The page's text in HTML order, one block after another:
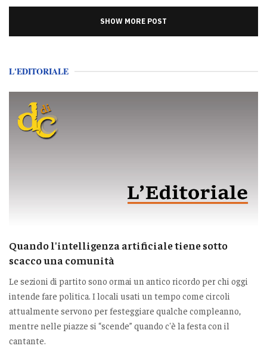
SHOW MORE POST
L'EDITORIALE
Quando l'intelligenza artificiale tiene sotto
scacco una comunità
Le sezioni di partito sono ormai un antico ricordo per chi oggi
intende fare politica. I locali usati un tempo come circoli
attualmente servono per festeggiare qualche compleanno,
mentre nelle piazze si “scende” quando c'è la festa con il
cantante.